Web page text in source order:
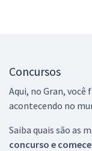
Concursos
Aqui, no Gran, você
acontecendo no
Saiba quais são as
concurso e